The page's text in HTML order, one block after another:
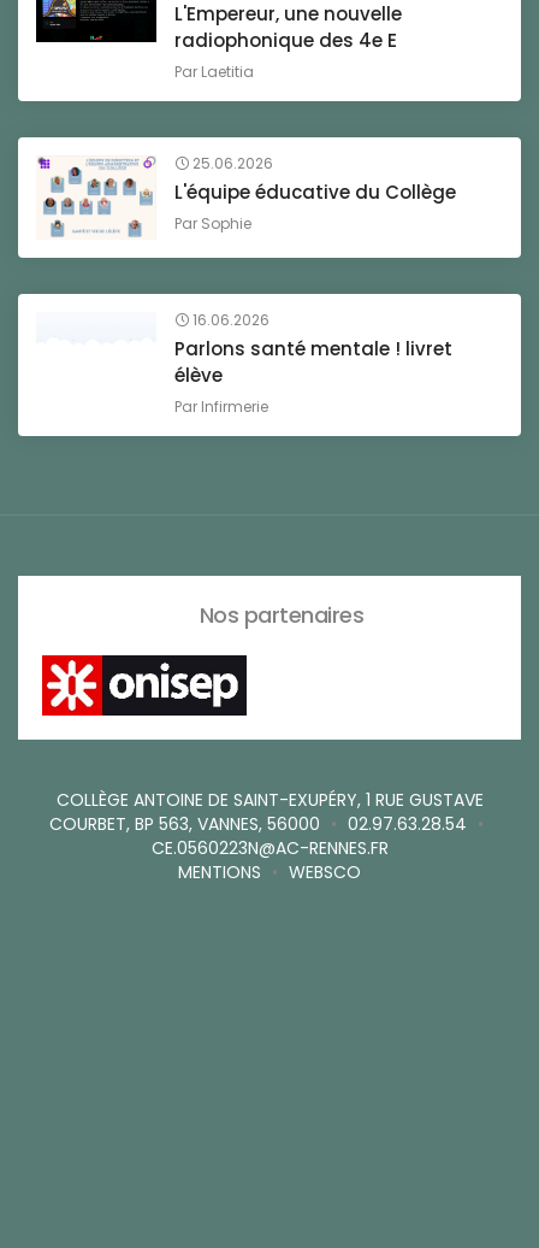
L'Empereur, une nouvelle
radiophonique des 4e E
Par Laetitia
25.06.2026
L'équipe éducative du Collège
Par Sophie
16.06.2026
Parlons santé mentale ! livret
élève
Par Infirmerie
Nos partenaires
COLLÈGE ANTOINE DE SAINT-EXUPÉRY, 1 RUE GUSTAVE
COURBET, BP 563, VANNES, 56000 • 02.97.63.28.54 •
CE.0560223N@AC-RENNES.FR
MENTIONS • WEBSCO